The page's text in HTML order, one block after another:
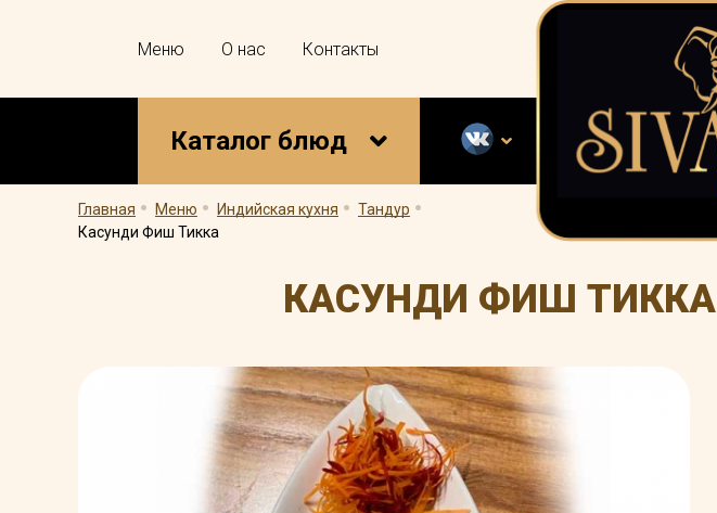
Меню О нас Контакты
Каталог блюд
Главная. Меню. Индийская кухня. Тандур.
Касунди Фиш Тикка
КАСУНДИ ФИШ ТИККА